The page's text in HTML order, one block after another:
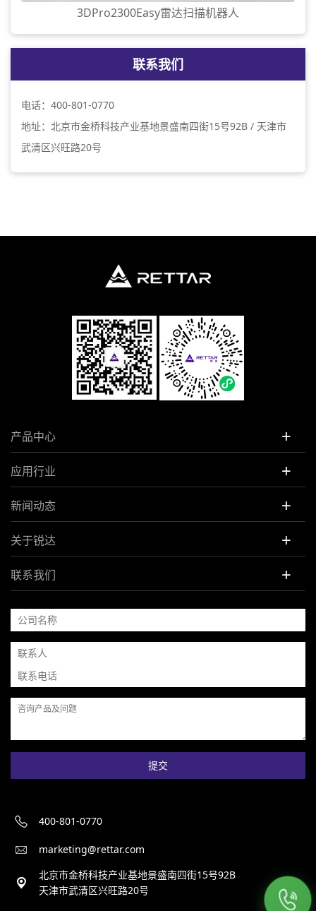
3DPro2300Easy雷达扫描机器人
联系我们
电话：400-801-0770
地址：北京市金桥科技产业基地景盛南四街15号92B / 天津市
武清区兴旺路20号
产品中心 +
应用行业 +
新闻动态 +
关于锐达 +
联系我们 +
提交
400-801-0770
marketing@rettar.com
北京市金桥科技产业基地景盛南四街15号92B
天津市武清区兴旺路20号